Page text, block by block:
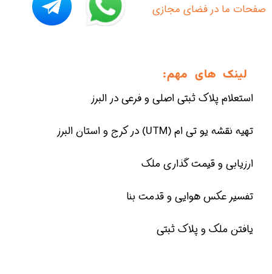
​صفحات ما در فضای مجازی
لینک های مهم:
استعلام پلاک ثبتی اصلی و فرعی در البرز
تهیه نقشه یو تی ام (UTM) در کرج و استان البرز
ارزیابی و قیمت گذاری ملک
تفسیر عکس هوایی و قدمت بنا
یافتن ملک و پلاک ثبتی